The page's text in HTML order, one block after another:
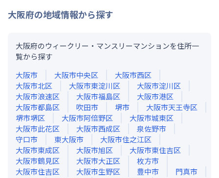
大阪府の地域情報から探す
大阪府のウィークリー・マンスリーマンションを住所一
覧から探す
大阪市
大阪市中央区
大阪市西区
大阪市北区
大阪市東淀川区
大阪市淀川区
大阪市浪速区
大阪市福島区
大阪市港区
大阪市都島区
吹田市 堺市
大阪市天王寺区
堺市堺区
大阪市阿倍野区
大阪市城東区
大阪市此花区
大阪市西成区
泉佐野市
守口市
東大阪市
大阪市住之江区
大阪市東成区
大阪市旭区
大阪市東住吉区
大阪市鶴見区
大阪市大正区
枚方市
大阪市住吉区
大阪市生野区 豊中市
門真市